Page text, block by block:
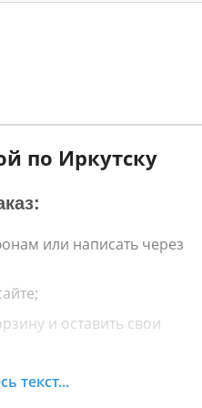
по Иркутску
или написать через
и оставить свои
Вами в течение 30
текст...